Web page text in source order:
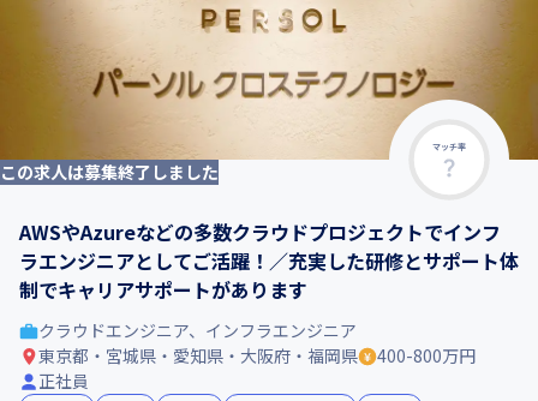
マッチ率
この求人は募集終了しました
AWSやAzureなどの多数クラウドプロジェクトでインフ
ラエンジニアとしてご活躍！／充実した研修とサポート体
制でキャリアサポートがあります
クラウドエンジニア、インフラエンジニア
東京都・宮城県・愛知県・大阪府・福岡県
400-800万円
正社員